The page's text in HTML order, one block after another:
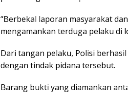
“Berbekal laporan masyarakat
mengamankan terduga pelaku di
Dari tangan pelaku, Polisi
dengan tindak pidana tersebut.
Barang bukti yang diamankan